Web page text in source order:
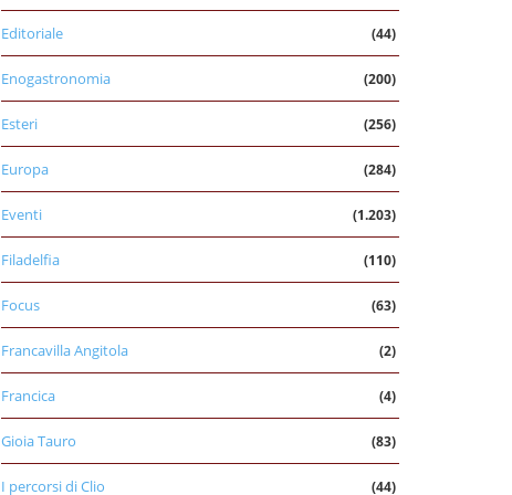
Editoriale (44)
Enogastronomia (200)
Esteri (256)
Europa (284)
Eventi (1.203)
Filadelfia (110)
Focus (63)
Francavilla Angitola (2)
Francica (4)
Gioia Tauro (83)
I percorsi di Clio (44)